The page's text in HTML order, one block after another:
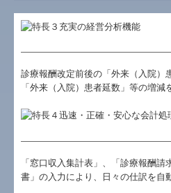
診療報酬改定前後の「外来（入院）
「外来（入院）患者延数」等の増減
「窓口収入集計表」、「診療報酬
書」の入力により、日々の仕訳を自